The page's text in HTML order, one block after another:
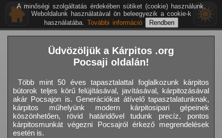
Üdvözöljük a Kárpitos .org
Pocsaji oldalán!
Több mint 50 éves tapasztalattal foglalkozunk kárpitos
bútorok teljes körű felújításával, javításával, kárpitozásával
akár Pocsajon is. Generációkat átívelő tapasztalatunknak,
kárpitos műhelyünk modern kárpitosipari gépeinek
köszönhetően, rövid határidővel tudunk precíz, pontos
kárpitosmunkát végezni Pocsajról érkező megrendelések
esetén is.
A minőségi szolgáltatás érdekében sütiket (cookie) használunk.
Weboldalunk használatával ön beleegyezik a cookie-k
használatába. További információ